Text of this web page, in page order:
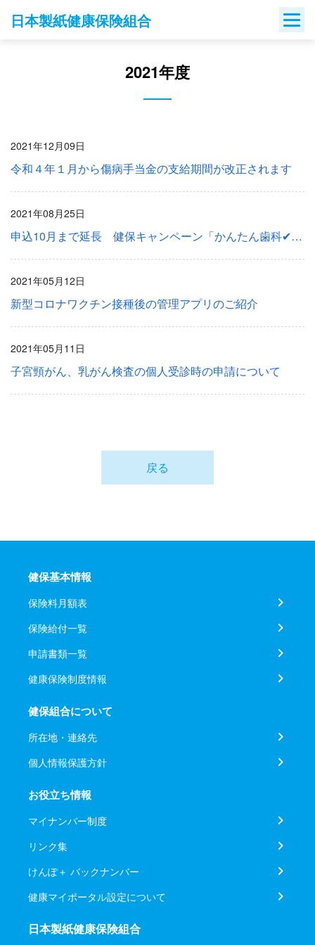
日本製紙健康保険組合
2021年度
2021年12月09日
令和４年１月から傷病手当金の支給期間が改正されます
2021年08月25日
申込10月まで延長 健保キャンペーン「かんたん歯科✔チェック」のご案内
2021年05月12日
新型コロナワクチン接種後の管理アプリのご紹介
2021年05月11日
子宮頸がん、乳がん検査の個人受診時の申請について
戻る
健保基本情報
保険料月額表
保険給付一覧
申請書類一覧
健康保険制度情報
健保組合について
所在地・連絡先
個人情報保護方針
お役立ち情報
マイナンバー制度
リンク集
けんぽ＋ バックナンバー
健康マイポータル設定について
日本製紙健康保険組合